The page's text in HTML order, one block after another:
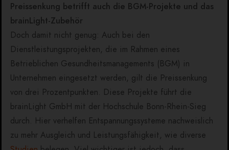
Preissenkung betrifft auch die BGM-Projekte und das
brainLight-Zubehör
Doch damit nicht genug: Auch bei den
Dienstleistungsprojekten, die im Rahmen eines
Betrieblichen Gesundheitsmanagements (BGM) in
Unternehmen eingesetzt werden, gilt die Preissenkung
von drei Prozentpunkten. Diese Projekte führt die
brainLight GmbH mit der Hochschule Bonn-Rhein-Sieg
durch. Hier verhelfen Entspannungssysteme nachweislich
zu mehr Ausgleich und Leistungsfähigkeit, wie diverse